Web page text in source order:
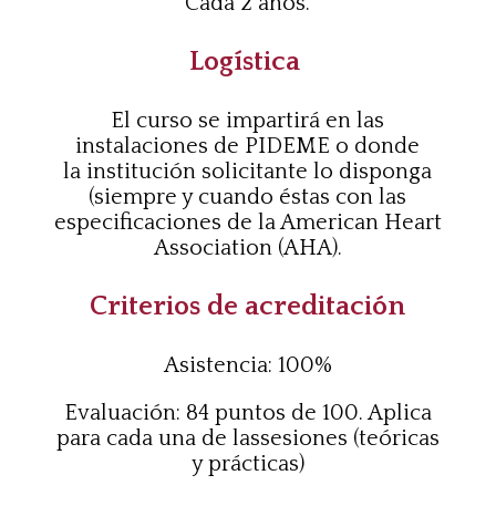
Logística
El curso se impartirá en las
instalaciones de PIDEME o donde
la institución solicitante lo disponga
(siempre y cuando éstas conlas
especificaciones de la American Heart
Association (AHA).
Criterios de acreditación
Asistencia: 100%
Evaluación: 84 puntos de 100. Aplica
para cada una de lassesiones (teóricas
y prácticas)